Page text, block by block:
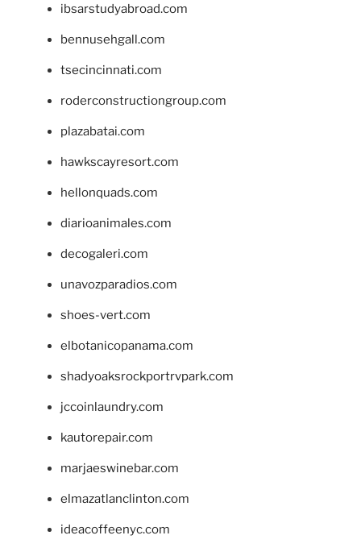
ibsarstudyabroad.com
bennusehgall.com
tsecincinnati.com
roderconstructiongroup.com
plazabatai.com
hawkscayresort.com
hellonquads.com
diarioanimales.com
decogaleri.com
unavozparadios.com
shoes-vert.com
elbotanicopanama.com
shadyoaksrockportrvpark.com
jccoinlaundry.com
kautorepair.com
marjaeswinebar.com
elmazatlanclinton.com
ideacoffeenyc.com